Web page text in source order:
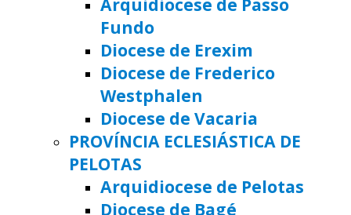
Arquidiocese de Passo
Fundo
Diocese de Erexim
Diocese de Frederico
Westphalen
Diocese de Vacaria
PROVÍNCIA ECLESIÁSTICA DE
PELOTAS
Arquidiocese de Pelotas
Diocese de Bagé